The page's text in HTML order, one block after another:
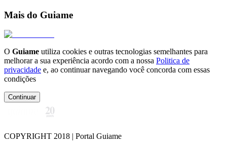
Mais do Guiame
O Guiame utiliza cookies e outras tecnologias semelhantes para
melhorar a sua experiência acordo com a nossa Politica de
privacidade e, ao continuar navegando você concorda com essas
condições
Continuar
COPYRIGHT 2018 | Portal Guiame